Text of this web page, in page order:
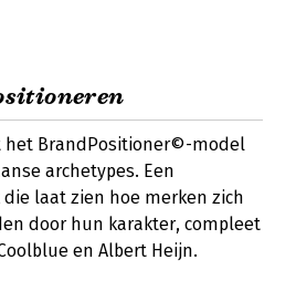
het BrandPositioner©-model
archetypes. Een
laat zien hoe merken zich
door hun karakter, compleet
en Albert Heijn.